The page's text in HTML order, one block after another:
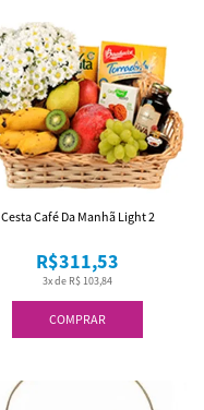
COMPRAR
3x de R$ 103,84
R$311,53
Cesta Café Da Manhã Light 2